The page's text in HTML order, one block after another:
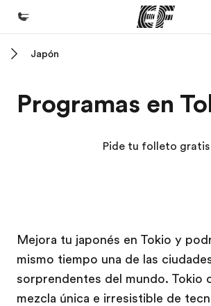
Programas
Quiénes somos
Trabajos
Únete al equipo
Japón
Programas en
Pide tu folleto gratis
Mejora tu japonés en Tokio y
mismo tiempo una de las
sorprendentes del mundo. Tokio
mezcla única e irresistible de